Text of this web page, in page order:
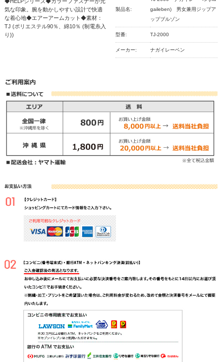
気な印象。腕を動かしやすい設計で快適
な着心地◆エアーアームカット◆素材：
TJ (ポリエステル90％、綿10％ (制電糸入
り))
製品名:
gaileben) 男女兼用ジップア
ップブルゾン
型番: TJ-2000
メーカー: ナガイレーベン